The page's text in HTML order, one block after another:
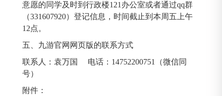
意愿的同学及时到行政楼121办公室或者通过qq群
（331607920）登记信息，时间截止到本周五上午
12点。
五、九游官网网页版的联系方式
联系人：袁万国 电话：14752200751（微信同
号）
附件：